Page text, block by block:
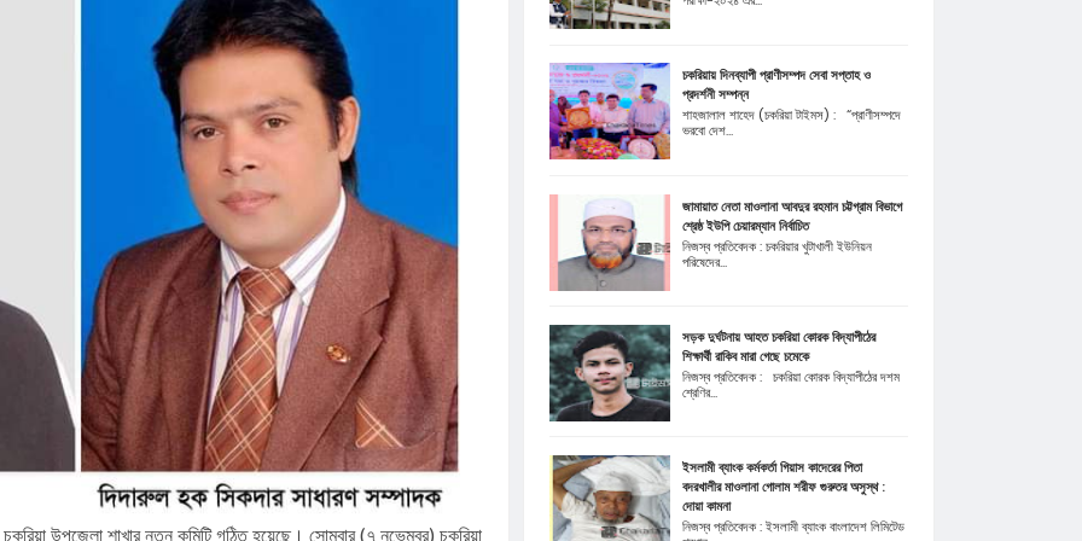
অনুষ্ঠিত
তাসরিফুল
চকরিয়া উপজেলা শাখার নতুন কমিটি গঠিত হয়েছে। সোমবার (৭ নভেম্বর) চকরিয়া
চকরিয়ায় দিনব্যাপী প্রাণীসম্পদ সেবা সপ্তাহ ও
প্রদর্শনী সম্পন্ন
শাহজালাল শাহেদ (চকরিয়া টাইমস) : “প্রাণীসম্পদে
ভরবো দেশ...
জামায়াত নেতা মাওলানা আবদুর রহমান চট্টগ্রাম বিভাগে
শ্রেষ্ঠ ইউপি চেয়ারম্যান নির্বাচিত
নিজস্ব প্রতিবেদক : চকরিয়ার খুটাখালী ইউনিয়ন
পরিষেদের...
সড়ক দুর্ঘটনায় আহত চকরিয়া কোরক বিদ্যাপীঠের
শিক্ষার্থী রাকিব মারা গেছে চমেকে
নিজস্ব প্রতিবেদক : চকরিয়া কোরক বিদ্যাপীঠের দশম
শ্রেণির...
ইসলামী ব্যাংক কর্মকর্তা গিয়াস কাদেরের পিতা
বদরখালীর মাওলানা গোলাম শরীফ গুরুতর অসুস্থ :
দোয়া কামনা
নিজস্ব প্রতিবেদক : ইসলামী ব্যাংক বাংলাদেশ লিমিটেড